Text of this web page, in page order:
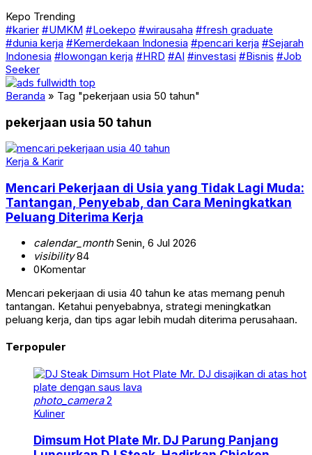
Kepo Trending
#karier #UMKM #Loekepo #wirausaha #fresh graduate
#dunia kerja #Kemerdekaan Indonesia #pencari kerja #Sejarah
Indonesia #lowongan kerja #HRD #AI #investasi #Bisnis #Job
Seeker
Beranda » Tag "pekerjaan usia 50 tahun"
pekerjaan usia 50 tahun
Kerja & Karir
Mencari Pekerjaan di Usia yang Tidak Lagi Muda:
Tantangan, Penyebab, dan Cara Meningkatkan
Peluang Diterima Kerja
calendar_monthSenin, 6 Jul 2026
visibility84
0Komentar
Mencari pekerjaan di usia 40 tahun ke atas memang penuh
tantangan. Ketahui penyebabnya, strategi meningkatkan
peluang kerja, dan tips agar lebih mudah diterima perusahaan.
Terpopuler
photo_camera2
Kuliner
Dimsum Hot Plate Mr. DJ Parung Panjang